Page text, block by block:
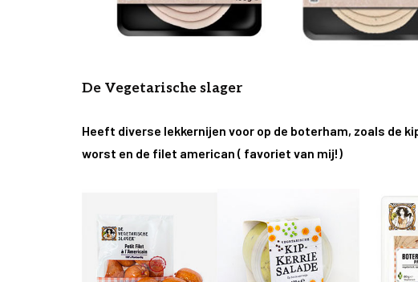
De Vegetarische slager
Heeft diverse lekkernijen voor op de boterham, zoals de
worst en de filet american ( favoriet van mij!)